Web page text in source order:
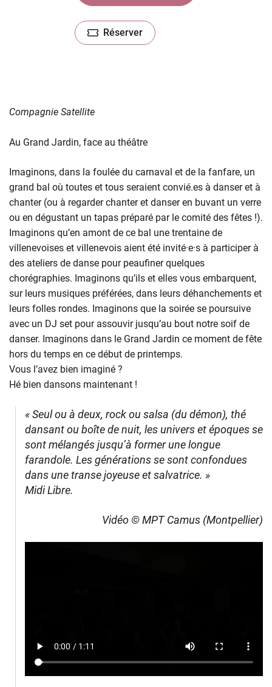
Réserver
(ouverture dans un nouvel onglet)
Compagnie Satellite
Au Grand Jardin, face au théâtre
Imaginons, dans la foulée du carnaval et de la fanfare, un
grand bal où toutes et tous seraient convié.es à danser et à
chanter (ou à regarder chanter et danser en buvant un verre
ou en dégustant un tapas préparé par le comité des fêtes !).
Imaginons qu’en amont de ce bal une trentaine de
villenevoises et villenevois aient été invité·e·s à participer à
des ateliers de danse pour peaufiner quelques
chorégraphies. Imaginons qu’ils et elles vous embarquent,
sur leurs musiques préférées, dans leurs déhanchements et
leurs folles rondes. Imaginons que la soirée se poursuive
avec un DJ set pour assouvir jusqu’au bout notre soif de
danser. Imaginons dans le Grand Jardin ce moment de fête
hors du temps en ce début de printemps.
Vous l’avez bien imaginé ?
Hé bien dansons maintenant !
« Seul ou à deux, rock ou salsa (du démon), thé
dansant ou boîte de nuit, les univers et époques se
sont mélangés jusqu’à former une longue
farandole. Les générations se sont confondues
dans une transe joyeuse et salvatrice. »
Midi Libre.
Vidéo © MPT Camus (Montpellier)